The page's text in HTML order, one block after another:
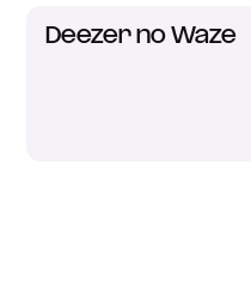
Deezer no Waze